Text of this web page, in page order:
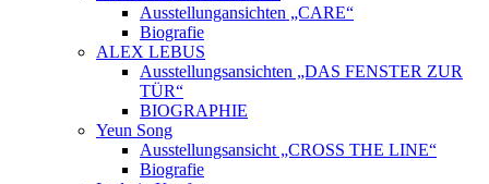
Ausstellungansichten „CARE“
Biografie
ALEX LEBUS
Ausstellungsansichten „DAS FENSTER ZUR
TÜR“
BIOGRAPHIE
Yeun Song
Ausstellungsansicht „CROSS THE LINE“
Biografie